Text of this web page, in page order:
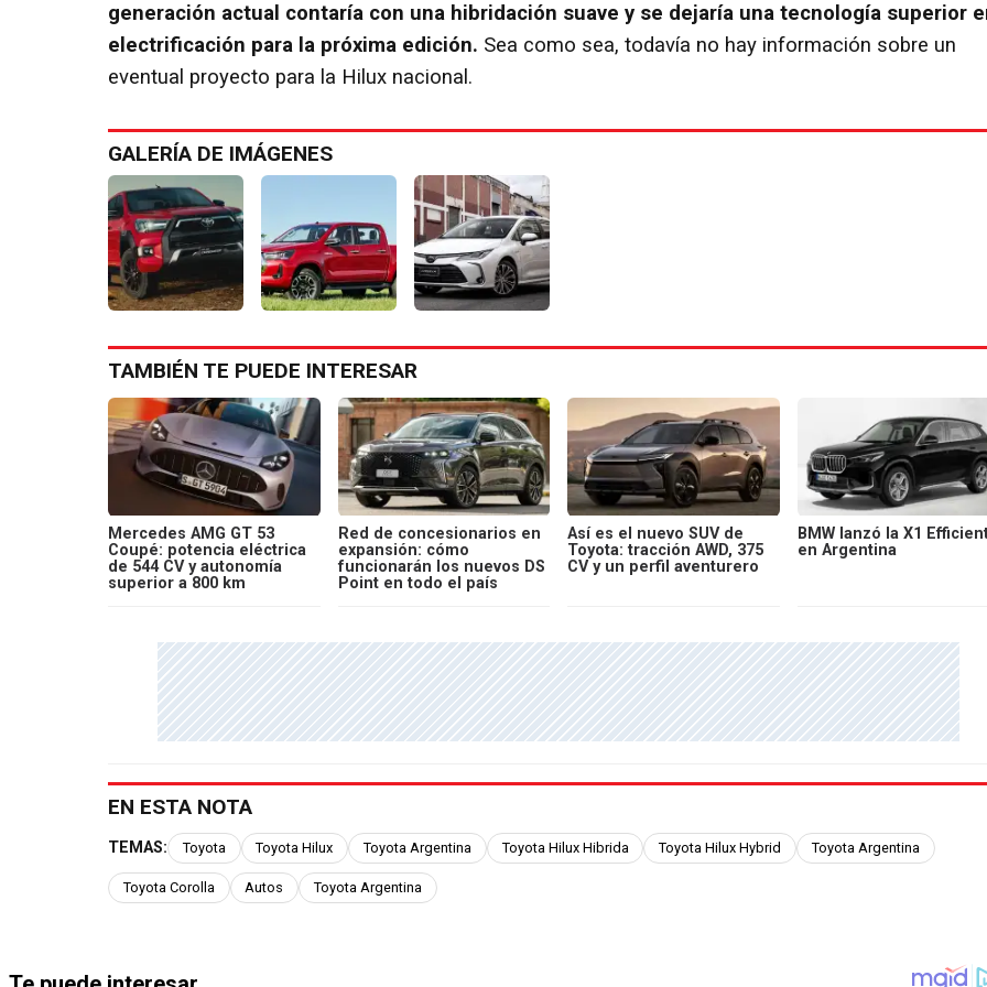
generación actual contaría con una hibridación suave y se dejaría una tecnología superior
electrificación para la próxima edición. Sea como sea, todavía no hay información sobre un
eventual proyecto para la Hilux nacional.
GALERÍA DE IMÁGENES
TAMBIÉN TE PUEDE INTERESAR
Mercedes AMG GT 53
Coupé: potencia eléctrica
de 544 CV y autonomía
superior a 800 km
Red de concesionarios en
expansión: cómo
funcionarán los nuevos DS
Point en todo el país
Así es el nuevo SUV de
Toyota: tracción AWD, 375
CV y un perfil aventurero
BMW lanzó la X1
en Argentina
EN ESTA NOTA
TEMAS: Toyota Toyota Hilux Toyota Argentina Toyota Hilux Hibrida Toyota Hilux Hybrid Toyota Argentina
Toyota Corolla Autos Toyota Argentina